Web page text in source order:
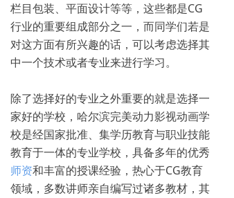
栏目包装、平面设计等等，这些都是CG
行业的重要组成部分之一，而同学们若是
对这方面有所兴趣的话，可以考虑选择其
中一个技术或者专业来进行学习。
除了选择好的专业之外重要的就是选择一
家好的学校，哈尔滨完美动力影视动画学
校是经国家批准、集学历教育与职业技能
教育于一体的专业学校，具备多年的优秀
师资和丰富的授课经验，热心于CG教育
领域，多数讲师亲自编写过诸多教材，其